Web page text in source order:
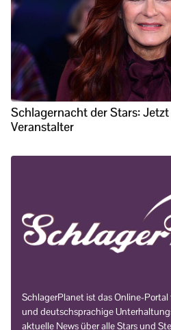
Schlagernacht der Stars:
Veranstalter
SchlagerPlanet ist das Online-
und deutschsprachige
aktuelle News über alle Stars und